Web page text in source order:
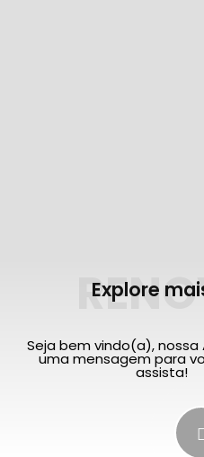
Explore
Seja bem vindo(a),
uma mensagem para
assista!